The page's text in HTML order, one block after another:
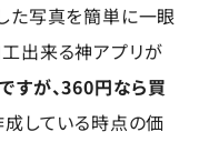
た写真を簡単に一眼
出来る神アプリが
すが、360円なら買
成している時点の価